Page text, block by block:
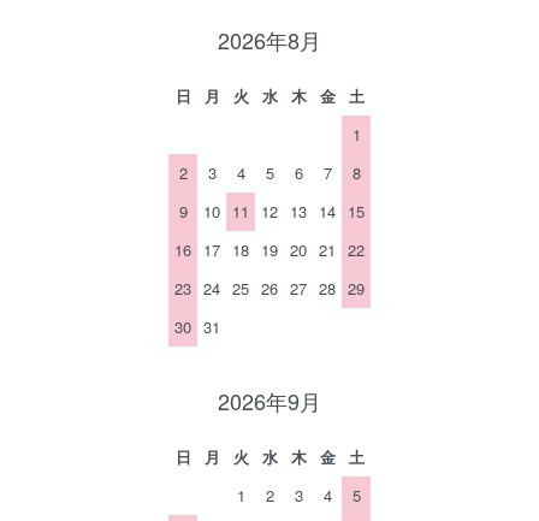
2026年8月
日 月 火 水 木 金
土
1
2
3 4 5 6 7
8
9
10 11 12 13 14 15
16 17 18 19 20 21
22
23 24 25 26 27 28 29
30 31
2026年9月
日 月 火 水 木 金
土
1
2 3 4
5